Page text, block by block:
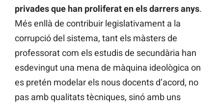
privades que han proliferat en els darrers anys.
Més enllà de contribuir legislativament a la
corrupció del sistema, tant els màsters de
professorat com els estudis de secundària han
esdevingut una mena de màquina ideològica on
es pretén modelar els nous docents d’acord, no
pas amb qualitats tècniques, sinó amb uns